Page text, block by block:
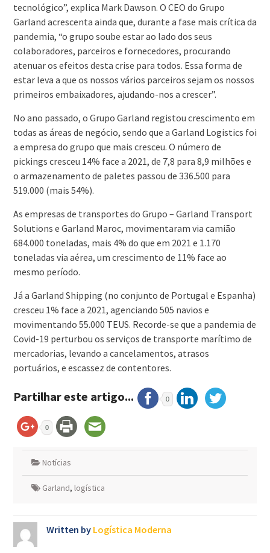
tecnológico”, explica Mark Dawson. O CEO do Grupo
Garland acrescenta ainda que, durante a fase mais crítica da
pandemia, “o grupo soube estar ao lado dos seus
colaboradores, parceiros e fornecedores, procurando
atenuar os efeitos desta crise para todos. Essa forma de
estar leva a que os nossos vários parceiros sejam os nossos
primeiros embaixadores, ajudando-nos a crescer”.
No ano passado, o Grupo Garland registou crescimento em
todas as áreas de negócio, sendo que a Garland Logistics foi
a empresa do grupo que mais cresceu. O número de
pickings cresceu 14% face a 2021, de 7,8 para 8,9 milhões e
o armazenamento de paletes passou de 336.500 para
519.000 (mais 54%).
As empresas de transportes do Grupo – Garland Transport
Solutions e Garland Maroc, movimentaram via camião
684.000 toneladas, mais 4% do que em 2021 e 1.170
toneladas via aérea, um crescimento de 11% face ao
mesmo período.
Já a Garland Shipping (no conjunto de Portugal e Espanha)
cresceu 1% face a 2021, agenciando 505 navios e
movimentando 55.000 TEUS. Recorde-se que a pandemia de
Covid-19 perturbou os serviços de transporte marítimo de
mercadorias, levando a cancelamentos, atrasos
portuários, e escassez de contentores.
Partilhar este artigo... 0
0
Notícias
Garland, logística
Written by Logística Moderna